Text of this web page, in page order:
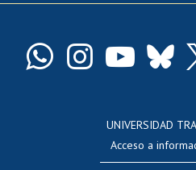
Editar Portafolio
UNIVERSIDAD
Acceso a